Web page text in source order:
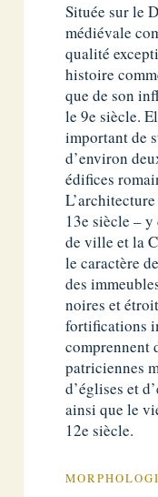
Située sur le
médiévale
qualité
histoire
que de son
le 9e siècle.
important de
d’environ
édifices
13e siècle –
de ville et la
le caractère
des
noires et
fortifications
comprennent
patriciennes
d’églises et
ainsi que le
12e siècle.